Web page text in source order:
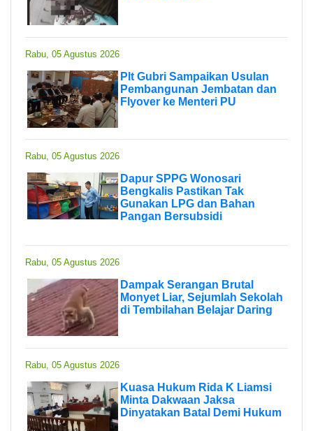
Rabu, 05 Agustus 2026
Plt Gubri Sampaikan Usulan
Pembangunan Jembatan dan
Flyover ke Menteri PU
Rabu, 05 Agustus 2026
Dapur SPPG Wonosari
Bengkalis Pastikan Tak
Gunakan LPG dan Bahan
Pangan Bersubsidi
Rabu, 05 Agustus 2026
Dampak Serangan Brutal
Monyet Liar, Sejumlah Sekolah
di Tembilahan Belajar Daring
Rabu, 05 Agustus 2026
Kuasa Hukum Rida K Liamsi
Minta Dakwaan Jaksa
Dinyatakan Batal Demi Hukum